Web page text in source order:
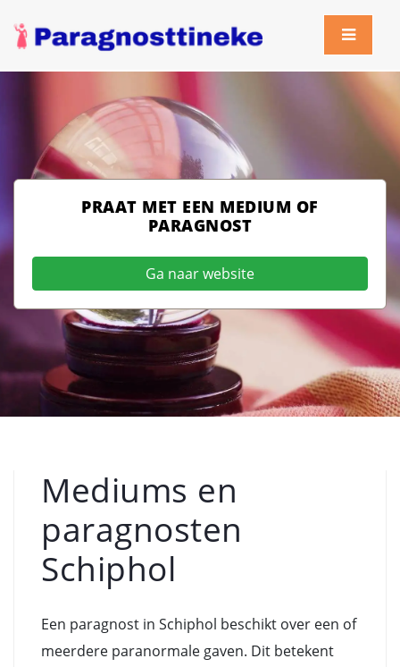
PRAAT MET EEN MEDIUM OF
PARAGNOST
Ga naar website
Mediums en
paragnosten
Schiphol
Een paragnost in Schiphol beschikt over een of
meerdere paranormale gaven. Dit betekent